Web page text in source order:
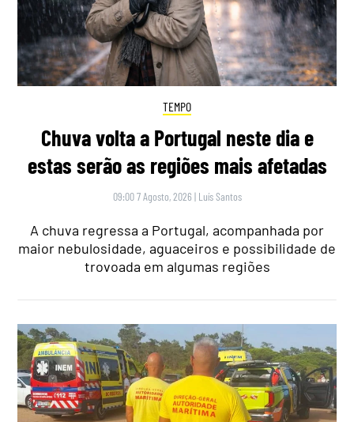
TEMPO
Chuva volta a Portugal neste dia e
estas serão as regiões mais afetadas
09:00 7 Agosto, 2026 | Luís Santos
A chuva regressa a Portugal, acompanhada por
maior nebulosidade, aguaceiros e possibilidade de
trovoada em algumas regiões